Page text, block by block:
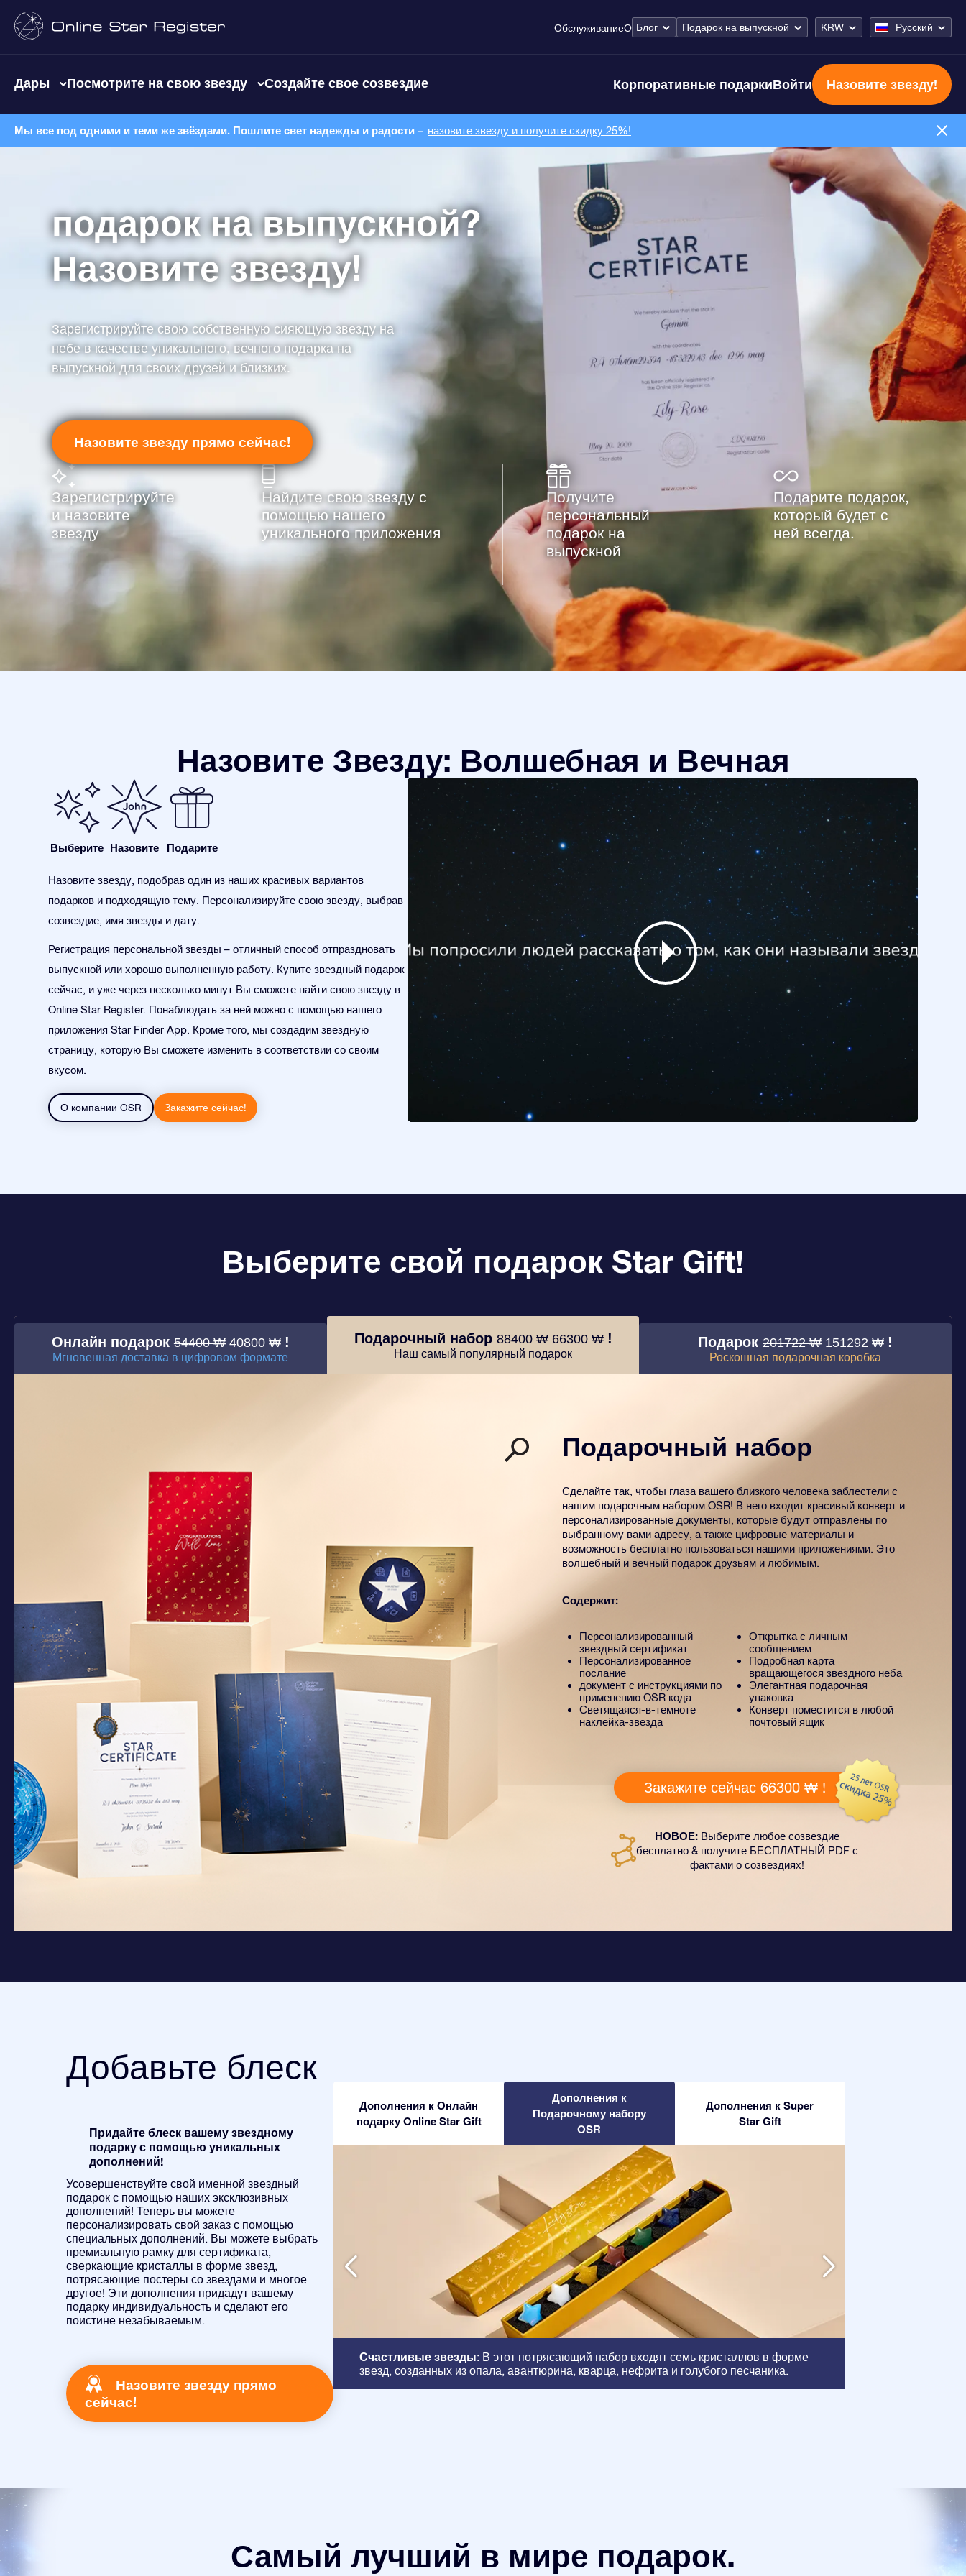
ОбслуживаниеО Блог Подарок на выпускной KRW Русский
Дары Посмотрите на свою звезду Создайте свое созвездие Корпоративные подаркиВойти Назовите звезду!
Мы все под одними и теми же звёздами. Пошлите свет надежды и радости – назовите звезду и получите скидку 25%!
подарок на выпускной?
Назовите звезду!
Зарегистрируйте свою собственную сияющую звезду на
небе в качестве уникального, вечного подарка на
выпускной для своих друзей и близких.
Назовите звезду прямо сейчас!
Зарегистрируйте
и назовите
звезду
Найдите свою звезду с
помощью нашего
уникального приложения
Получите
персональный
подарок на
выпускной
Подарите подарок,
который будет с
ней всегда.
Назовите Звезду: Волшебная и Вечная
Выберите Назовите Подарите
Назовите звезду, подобрав один из наших красивых вариантов
подарков и подходящую тему. Персонализируйте свою звезду, выбрав
созвездие, имя звезды и дату.
Регистрация персональной звезды – отличный способ отпраздновать
выпускной или хорошо выполненную работу. Купите звездный подарок
сейчас, и уже через несколько минут Вы сможете найти свою звезду в
Online Star Register. Понаблюдать за ней можно с помощью нашего
приложения Star Finder App. Кроме того, мы создадим звездную
страницу, которую Вы сможете изменить в соответствии со своим
вкусом.
О компании OSR Закажите сейчас!
Выберите свой подарок Star Gift!
Онлайн подарок54400 ₩ 40800 ₩ !
Мгновенная доставка в цифровом формате
Подарочный набор88400 ₩ 66300 ₩ !
Наш самый популярный подарок
Подарок201722 ₩ 151292 ₩ !
Роскошная подарочная коробка
Подарочный набор
Сделайте так, чтобы глаза вашего близкого человека заблестели с
нашим подарочным набором OSR! В него входит красивый конверт и
персонализированные документы, которые будут отправлены по
выбранному вами адресу, а также цифровые материалы и
возможность бесплатно пользоваться нашими приложениями. Это
волшебный и вечный подарок друзьям и любимым.
Содержит:
Персонализированный
звездный сертификат
Персонализированное
послание
документ с инструкциями по
применению OSR кода
Светящаяся-в-темноте
наклейка-звезда
Открытка с личным
сообщением
Подробная карта
вращающегося звездного неба
Элегантная подарочная
упаковка
Конверт поместится в любой
почтовый ящик
Закажите сейчас 66300 ₩ !
НОВОЕ: Выберите любое созвездие
бесплатно & получите БЕСПЛАТНЫЙ PDF с
фактами о созвездиях!
Добавьте блеск
Придайте блеск вашему звездному
подарку с помощью уникальных
дополнений!
Усовершенствуйте свой именной звездный
подарок с помощью наших эксклюзивных
дополнений! Теперь вы можете
персонализировать свой заказ с помощью
специальных дополнений. Вы можете выбрать
премиальную рамку для сертификата,
сверкающие кристаллы в форме звезд,
потрясающие постеры со звездами и многое
другое! Эти дополнения придадут вашему
подарку индивидуальность и сделают его
поистине незабываемым.
Назовите звезду прямо
сейчас!
Дополнения к Онлайн
подарку Online Star Gift
Дополнения к
Подарочному набору
OSR
Дополнения к Super
Star Gift
Счастливые звезды: В этот потрясающий набор входят семь кристаллов в форме
звезд, созданных из опала, авантюрина, кварца, нефрита и голубого песчаника.
Самый лучший в мире подарок.